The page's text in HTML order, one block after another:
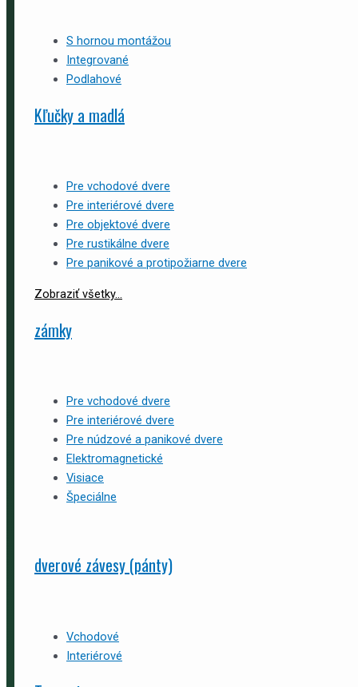
S hornou montážou
Integrované
Podlahové
Kľučky a madlá
Pre vchodové dvere
Pre interiérové dvere
Pre objektové dvere
Pre rustikálne dvere
Pre panikové a protipožiarne dvere
Zobraziť všetky...
zámky
Pre vchodové dvere
Pre interiérové dvere
Pre núdzové a panikové dvere
Elektromagnetické
Visiace
Špeciálne
dverové závesy (pánty)
Vchodové
Interiérové